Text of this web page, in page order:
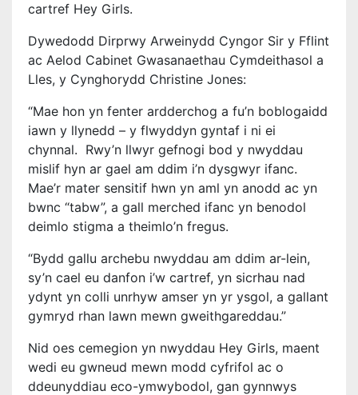
cartref Hey Girls.
Dywedodd Dirprwy Arweinydd Cyngor Sir y Fflint
ac Aelod Cabinet Gwasanaethau Cymdeithasol a
Lles, y Cynghorydd Christine Jones:
“Mae hon yn fenter ardderchog a fu’n boblogaidd
iawn y llynedd – y flwyddyn gyntaf i ni ei
chynnal. Rwy’n llwyr gefnogi bod y nwyddau
mislif hyn ar gael am ddim i’n dysgwyr ifanc.
Mae’r mater sensitif hwn yn aml yn anodd ac yn
bwnc “tabw”, a gall merched ifanc yn benodol
deimlo stigma a theimlo’n fregus.
“Bydd gallu archebu nwyddau am ddim ar-lein,
sy’n cael eu danfon i’w cartref, yn sicrhau nad
ydynt yn colli unrhyw amser yn yr ysgol, a gallant
gymryd rhan lawn mewn gweithgareddau.”
Nid oes cemegion yn nwyddau Hey Girls, maent
wedi eu gwneud mewn modd cyfrifol ac o
ddeunyddiau eco-ymwybodol, gan gynnwys